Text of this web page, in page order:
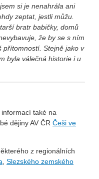
si je nenahrála ani
zeptat, jestli můžu.
bratr babičky, domů
že by se s ním
přítomností. Stejně jako v
byla válečná historie i u
také na
dějiny AV ČR Češi ve
z regionálních
Slezského zemského